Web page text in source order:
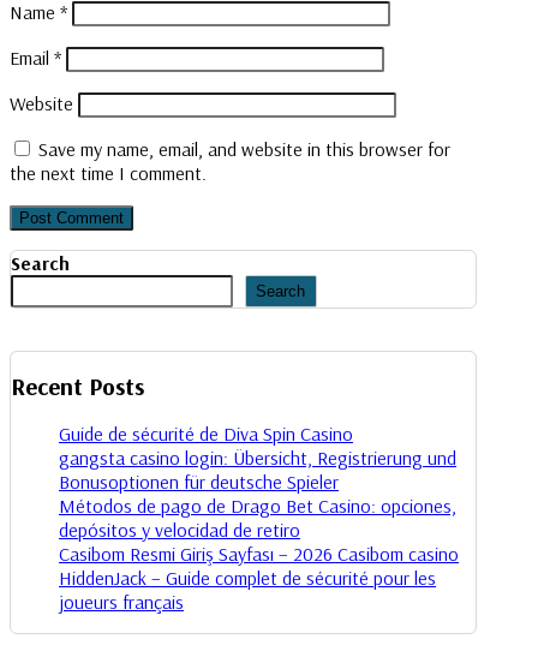
Name *
Email *
Website
Save my name, email, and website in this browser for
the next time I comment.
Search
Search
Recent Posts
Guide de sécurité de Diva Spin Casino
gangsta casino login: Übersicht, Registrierung und
Bonusoptionen für deutsche Spieler
Métodos de pago de Drago Bet Casino: opciones,
depósitos y velocidad de retiro
Casibom Resmi Giriş Sayfası – ​2026 Casibom casino
HiddenJack – Guide complet de sécurité pour les
joueurs français